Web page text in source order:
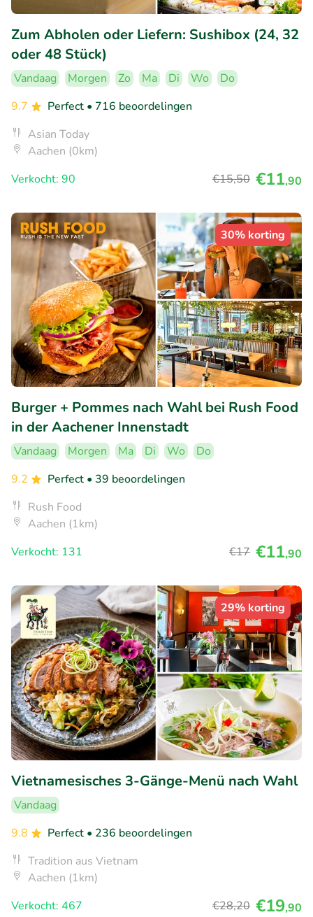
Zum Abholen oder Liefern: Sushibox (24, 32
oder 48 Stück)
Vandaag Morgen Zo Ma Di Wo
Do
9.7
Perfect • 716 beoordelingen
Asian Today
Aachen (0km)
Verkocht: 90
€15,50 €11,90
30% korting
Burger + Pommes nach Wahl bei Rush Food
in der Aachener Innenstadt
Vandaag Morgen Ma Di Wo
Do
9.2
Perfect • 39 beoordelingen
Rush Food
Aachen (1km)
Verkocht: 131
€17 €11,90
29% korting
Vietnamesisches 3-Gänge-Menü nach Wahl
Vandaag
9.8
Perfect • 236 beoordelingen
Tradition aus Vietnam
Aachen (1km)
Verkocht: 467
€28,20 €19,90